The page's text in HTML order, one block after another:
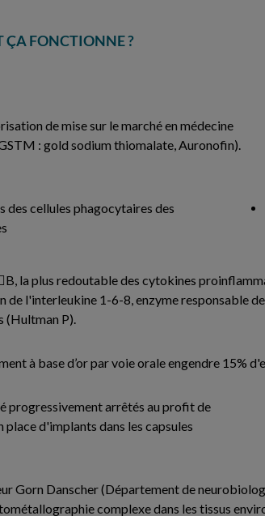
ÇA FONCTIONNE ?
de mise sur le marché en médecine
: gold sodium thiomalate, Auronofin).
des cellules phagocytaires des
la plus redoutable des cytokines
de l'interleukine 1-6-8, enzyme responsable
(Hultman P).
à base d’or par voie orale engendre 15%
progressivement arrêtés au profit de
d'implants dans les capsules
Gorn Danscher (Département de
complexe dans les tissus